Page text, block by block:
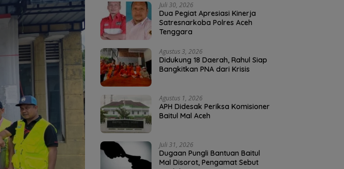
Juli 30, 2026
Dua Pegiat Apresiasi Kinerja
Satresnarkoba Polres Aceh
Tenggara
Agustus 3, 2026
Didukung 18 Daerah, Rahul Siap
Bangkitkan PNA dari Krisis
Agustus 1, 2026
APH Didesak Periksa Komisioner
Baitul Mal Aceh
Juli 31, 2026
Dugaan Pungli Bantuan Baitul
Mal Disorot, Pengamat Sebut